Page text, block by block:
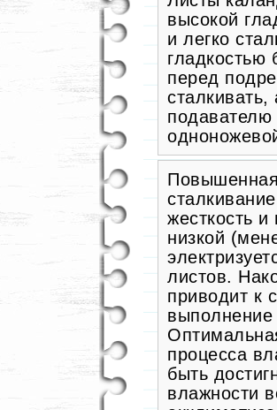
высокой
и легко
гладкостью
перед
подавателю
Повышенная
жесткость
низкой
листов.
приводит к
выполнение
процесса
быть
влажности